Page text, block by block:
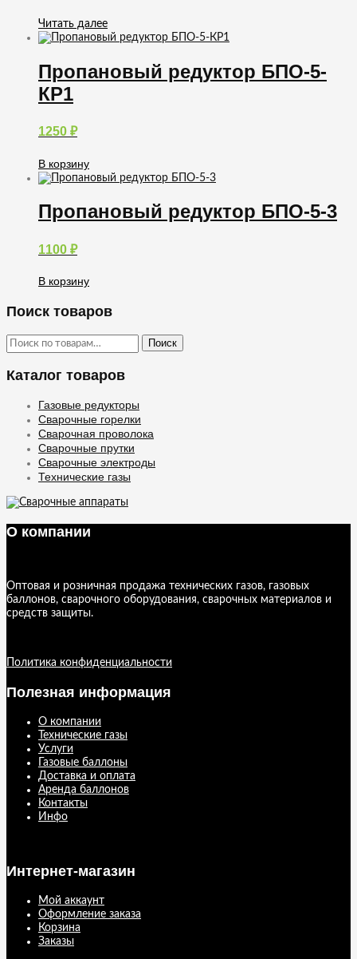
Читать далее
Пропановый редуктор БПО-5-
КР1
1250 ₽
В корзину
Пропановый редуктор БПО-5-3
1100 ₽
В корзину
Поиск товаров
Искать: Поиск
Каталог товаров
Газовые редукторы
Сварочные горелки
Сварочная проволока
Сварочные прутки
Сварочные электроды
Технические газы
О компании
Оптовая и розничная продажа технических газов, газовых
баллонов, сварочного оборудования, сварочных материалов и
средств защиты.
Политика конфиденциальности
Полезная информация
О компании
Технические газы
Услуги
Газовые баллоны
Доставка и оплата
Аренда баллонов
Контакты
Инфо
Интернет-магазин
Мой аккаунт
Оформление заказа
Корзина
Заказы